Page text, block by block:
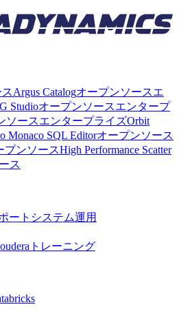
Argus Catalogオープンソースエ
Studioオープンソースエンタープ
ソースエンタープライズOrbit
Monaco SQL Editorオープンソース
プンソースHigh Performance Scatter
ス
ート システム運用
トレーニング